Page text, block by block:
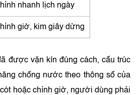
nhanh lịch ngày
giờ, kim giây dừng
được vặn kín đúng cách, cấu trúc
chống nước theo thông số của
hoặc chỉnh giờ, người dùng phải